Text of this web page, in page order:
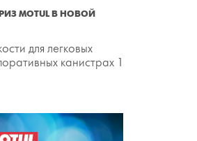
MOTUL В НОВОЙ
для легковых
канистрах 1